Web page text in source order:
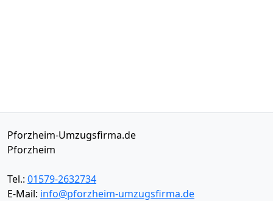
Pforzheim-Umzugsfirma.de
Pforzheim
Tel.: 01579-2632734
E-Mail: info@pforzheim-umzugsfirma.de